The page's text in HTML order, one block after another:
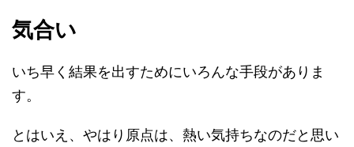
気合い
いち早く結果を出すためにいろんな手段がありま
す。
とはいえ、やはり原点は、熱い気持ちなのだと思い